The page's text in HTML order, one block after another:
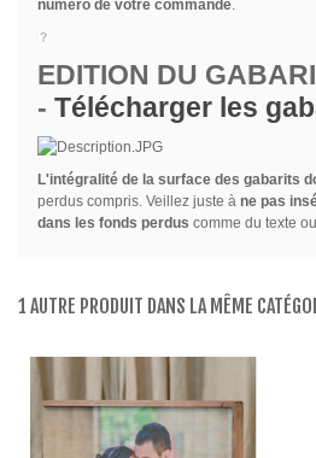
numéro de votre commande.
EDITION DU
- Télécharger les
L'intégralité de la surface des gabarits
perdus compris. Veillez juste à ne pas
dans les fonds perdus comme du texte
1 AUTRE PRODUIT DANS LA MÊME